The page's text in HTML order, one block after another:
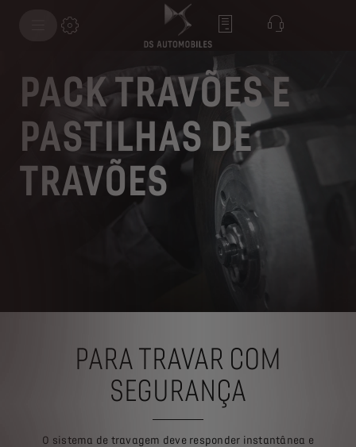
PACK TRAVÕES E
PASTILHAS DE
TRAVÕES
PARA TRAVAR COM
SEGURANÇA​
O sistema de travagem deve responder instantânea e